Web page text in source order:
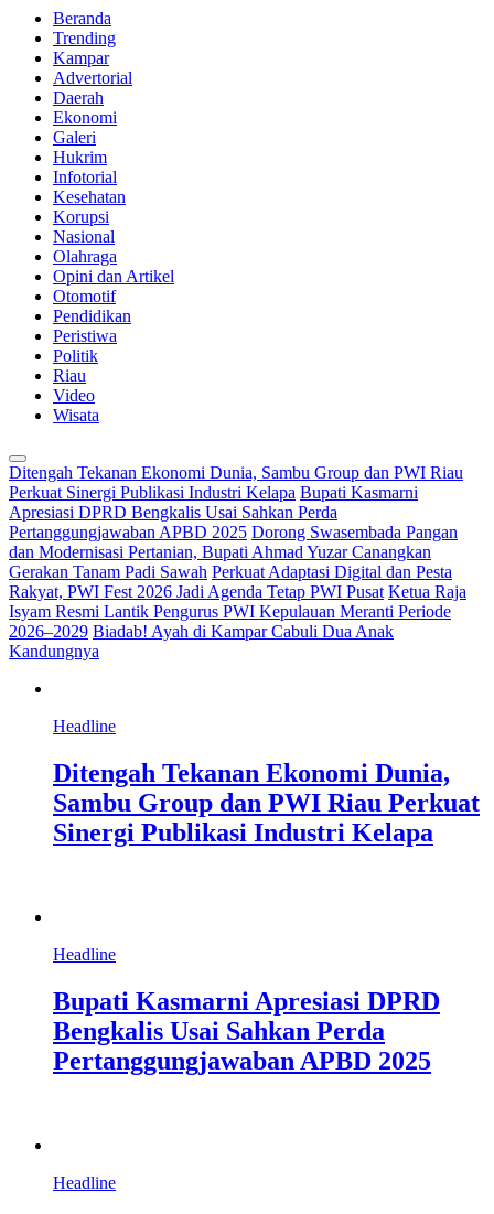
Beranda
Trending
Kampar
Advertorial
Daerah
Ekonomi
Galeri
Hukrim
Infotorial
Kesehatan
Korupsi
Nasional
Olahraga
Opini dan Artikel
Otomotif
Pendidikan
Peristiwa
Politik
Riau
Video
Wisata
Ditengah Tekanan Ekonomi Dunia, Sambu Group dan PWI Riau
Perkuat Sinergi Publikasi Industri Kelapa Bupati Kasmarni
Apresiasi DPRD Bengkalis Usai Sahkan Perda
Pertanggungjawaban APBD 2025 Dorong Swasembada Pangan
dan Modernisasi Pertanian, Bupati Ahmad Yuzar Canangkan
Gerakan Tanam Padi Sawah Perkuat Adaptasi Digital dan Pesta
Rakyat, PWI Fest 2026 Jadi Agenda Tetap PWI Pusat Ketua Raja
Isyam Resmi Lantik Pengurus PWI Kepulauan Meranti Periode
2026–2029 Biadab! Ayah di Kampar Cabuli Dua Anak
Kandungnya
Headline
Ditengah Tekanan Ekonomi Dunia,
Sambu Group dan PWI Riau Perkuat
Sinergi Publikasi Industri Kelapa
Headline
Bupati Kasmarni Apresiasi DPRD
Bengkalis Usai Sahkan Perda
Pertanggungjawaban APBD 2025
Headline